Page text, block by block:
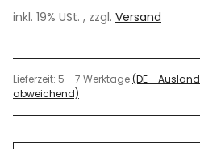
inkl. 19% USt. , zzgl. Versand
Lieferzeit: 5 - 7 Werktage(DE - Ausland
abweichend)